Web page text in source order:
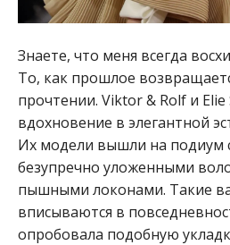
Знаете, что меня всегда
То, как прошлое
прочтении. Viktor & Rolf и
вдохновение в элегантной
Их модели вышли на подиум
безупречно уложенными
пышными локонами. Такие
вписываются в
опробовала подобную